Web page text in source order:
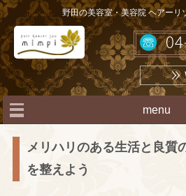
野田の美容室・美容院 ヘアーリ
menu
メリハリのある生活と良質
を整えよう